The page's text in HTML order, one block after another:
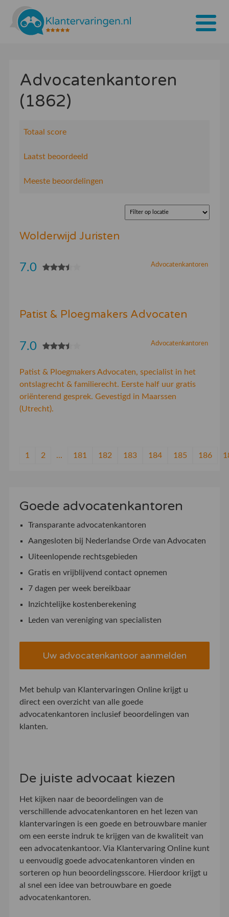
Tarieven
Bedrijven
Advocatenkantoren
(1862)
Totaal score
Laatst beoordeeld
Meeste beoordelingen
Wolderwijd Juristen
Advocatenkantoren
7.0
Patist & Ploegmakers Advocaten
Advocatenkantoren
7.0
Patist & Ploegmakers Advocaten, specialist in het
ontslagrecht & familierecht. Eerste half uur gratis
oriënterend gesprek. Gevestigd in Maarssen
(Utrecht).
1 2 ... 181 182 183 184 185 186
Goede advocatenkantoren
Transparante advocatenkantoren
Aangesloten bij Nederlandse Orde van Advocaten
Uiteenlopende rechtsgebieden
Gratis en vrijblijvend contact opnemen
7 dagen per week bereikbaar
Inzichtelijke kostenberekening
Leden van vereniging van specialisten
Uw advocatenkantoor aanmelden
Met behulp van Klantervaringen Online krijgt u
direct een overzicht van alle goede
advocatenkantoren inclusief beoordelingen van
klanten.
De juiste advocaat kiezen
Het kijken naar de beoordelingen van de
verschillende advocatenkantoren en het lezen van
klantervaringen is een goede en betrouwbare manier
om een eerste indruk te krijgen van de kwaliteit van
een advocatenkantoor. Via Klantervaring Online kunt
u eenvoudig goede advocatenkantoren vinden en
sorteren op hun beoordelingsscore. Hierdoor krijgt u
al snel een idee van betrouwbare en goede
advocatenkantoren.